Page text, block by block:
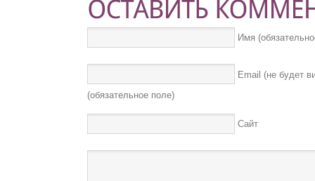
Имя
Email (не будет
(обязательное поле)
Сайт